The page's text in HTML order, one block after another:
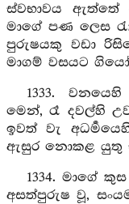
ස්වභාවය ඇත්තේ
මාගේ පණ ලෙස
පුරුෂයකු වඩා
මාගම් වසයට
1333.
මෙන්, රෑ දවල්හි
ඉවත් වැ
ඇසුර නොකළ යුතු
1334. මාගේ
අසත්පුරුෂ වූ,